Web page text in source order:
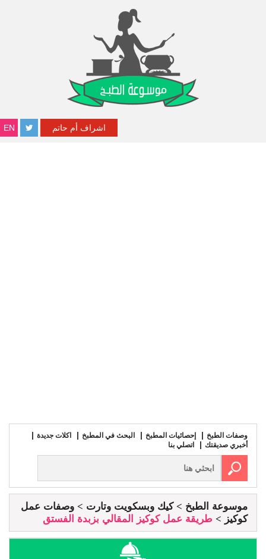
EN اشراف أم حاتم
وصفات الطبخ إحصائيات المطبخ البحث في المطبخ
اكلات جديدة
أخبري صديقتك
اتصلي بنا
موسوعة الطبخ كيك وبسكويت وتارت
وصفات عمل
كوكيز
طريقة عمل كوكيز المقالي بزبدة الفستق‎